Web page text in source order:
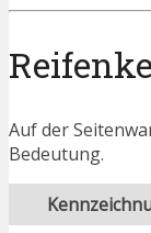
Auf der
Bedeutung.